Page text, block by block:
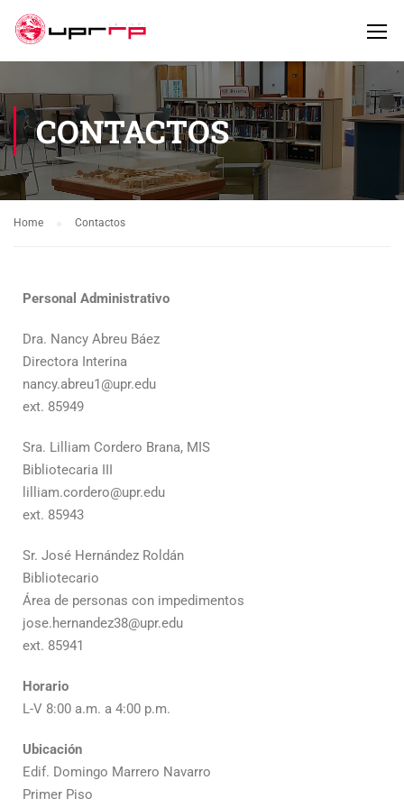
CONTACTOS
Home Contactos
Personal Administrativo
Dra. Nancy Abreu Báez
Directora Interina
nancy.abreu1@upr.edu
ext. 85949
Sra. Lilliam Cordero Brana, MIS
Bibliotecaria III
lilliam.cordero@upr.edu
ext. 85943
Sr. José Hernández Roldán
Bibliotecario
Área de personas con impedimentos
jose.hernandez38@upr.edu
ext. 85941
Horario
L-V 8:00 a.m. a 4:00 p.m.
Ubicación
Edif. Domingo Marrero Navarro
Primer Piso